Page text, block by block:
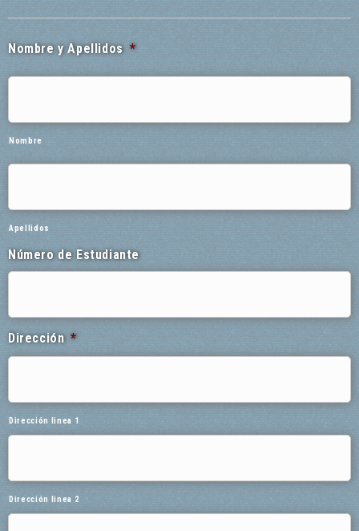
Nombre y Apellidos *
Nombre
Apellidos
Número de Estudiante
Dirección *
Dirección linea 1
Dirección linea 2